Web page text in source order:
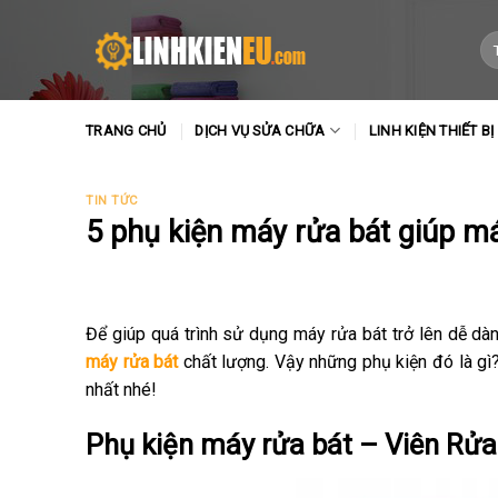
content
TRANG CHỦ DỊCH VỤ SỬA CHỮA LINH KIỆN THIẾT BỊ
TIN TỨC
5 phụ kiện máy rửa bát giúp
Để giúp quá trình sử dụng máy rửa bát trở lên dễ
máy rửa bátchất lượng. Vậy những phụ kiện đó là
nhất nhé!
Phụ kiện máy rửa bát – Viên